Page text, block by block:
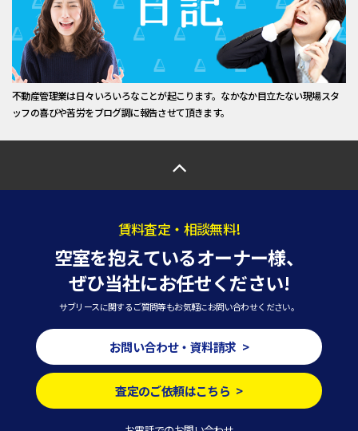
不動産管理業は日々いろいろなことが起こります。なかなか目立たない現場スタ
ッフの喜びや苦労をブログ調に報告させて頂きます。
賃料査定・相談無料!
空室を抱えているオーナー様、
ぜひ当社にお任せください!
サブリースに関するご質問等もお気軽にお問い合わせください。
お問い合わせ・資料請求 >
査定のご依頼はこちら >